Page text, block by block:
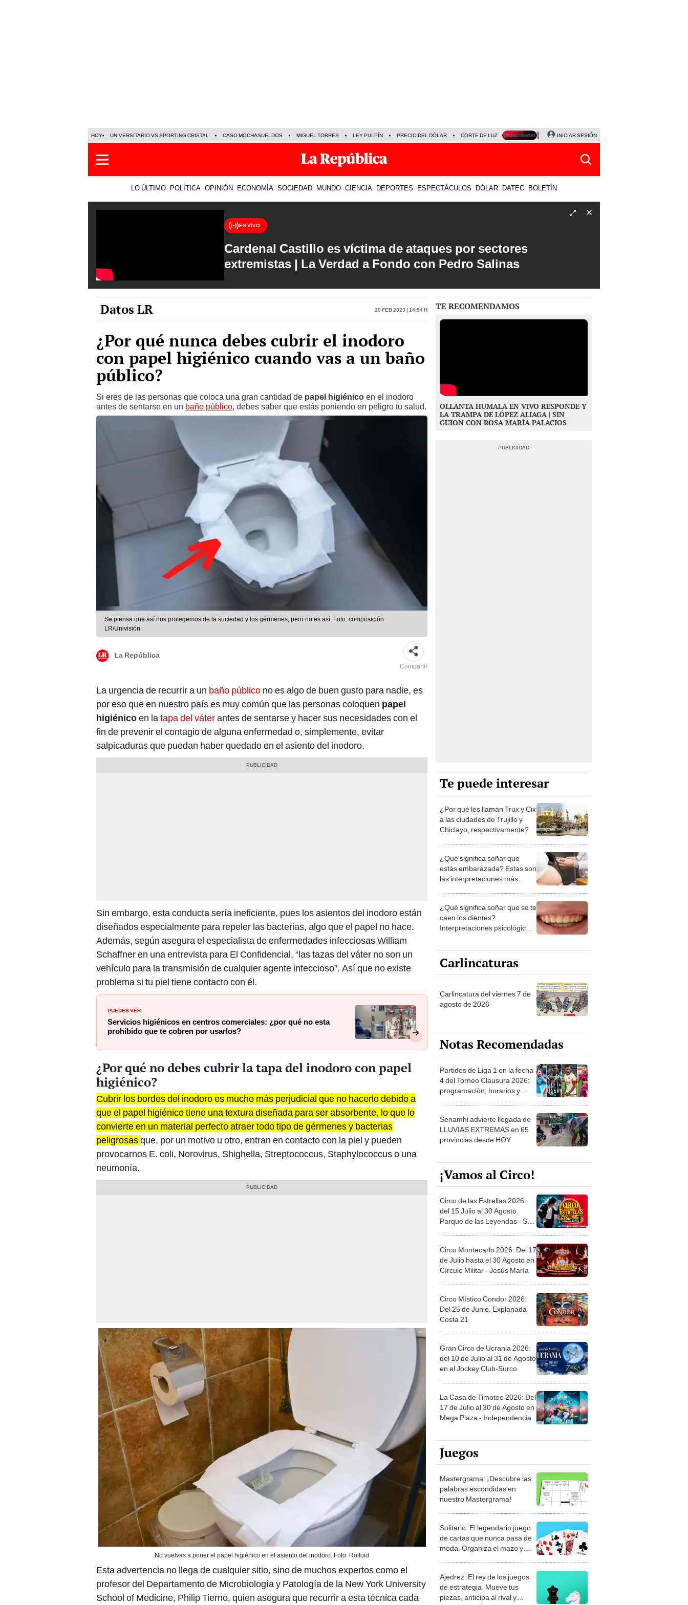
HOY UNIVERSITARIO VS SPORTING CRISTAL CASO MOCHASUELDOS MIGUEL TORRES LEY PULPÍN PRECIO DEL DÓLAR CORTE DE LUZ VIERNES 7 DE AGOSTO ALBERTO BENAVIDES
INICIAR SESIÓN
LO ÚLTIMO POLÍTICA OPINIÓN ECONOMÍA SOCIEDAD MUNDO CIENCIA DEPORTES ESPECTÁCULOS DÓLAR DATEC BOLETÍN
EN VIVO
Cardenal Castillo es víctima de ataques por sectores
extremistas | La Verdad a Fondo con Pedro Salinas
Datos LR 20 Feb 2023 | 14:54 h
¿Por qué nunca debes cubrir el inodoro
con papel higiénico cuando vas a un baño
público?
Si eres de las personas que coloca una gran cantidad de papel higiénico en el inodoro
antes de sentarse en un baño público, debes saber que estás poniendo en peligro tu salud.
Se piensa que así nos protegemos de la suciedad y los gérmenes, pero no es así. Foto: composición
LR/Univisión
La República
Compartir
La urgencia de recurrir a un baño público no es algo de buen gusto para nadie, es
por eso que en nuestro país es muy común que las personas coloquen papel
higiénicoen la tapa del váterantes de sentarse y hacer sus necesidades con el
fin de prevenir el contagio de alguna enfermedad o, simplemente, evitar
salpicaduras que puedan haber quedado en el asiento del inodoro.
Sin embargo, esta conducta sería ineficiente, pues los asientos del inodoro están
diseñados especialmente para repeler las bacterias, algo que el papel no hace.
Además, según asegura el especialista de enfermedades infecciosas William
Schaffner en una entrevista para El Confidencial, “las tazas del váter no son un
vehículo para la transmisión de cualquier agente infeccioso”. Así que no existe
problema si tu piel tiene contacto con él.
PUEDES VER:
Servicios higiénicos en centros comerciales: ¿por qué no esta
prohibido que te cobren por usarlos?
¿Por qué no debes cubrir la tapa del inodoro con papel
higiénico?
Cubrir los bordes del inodoro es mucho más perjudicial que no hacerlo debido a
que el papel higiénico tiene una textura diseñada para ser absorbente, lo que lo
convierte en un material perfecto atraer todo tipo de gérmenes y bacterias
peligrosasque, por un motivo u otro, entran en contacto con la piel y pueden
provocarnos E. coli, Norovirus, Shighella, Streptococcus, Staphylococcus o una
neumonía.
No vuelvas a poner el papel higiénico en el asiento del inodoro. Foto: Rolloid
Esta advertencia no llega de cualquier sitio, sino de muchos expertos como el
profesor del Departamento de Microbiología y Patología de la New York University
School of Medicine, Philip Tierno, quien asegura que recurrir a esta técnica cada
TE RECOMENDAMOS
OLLANTA HUMALA EN VIVO RESPONDE Y
LA TRAMPA DE LÓPEZ ALIAGA | SIN
GUION CON ROSA MARÍA PALACIOS
Te puede interesar
¿Por qué les llaman Trux y Cix
a las ciudades de Trujillo y
Chiclayo, respectivamente?
¿Qué significa soñar que
estás embarazada? Estas son
las interpretaciones más
¿Qué significa soñar que se te
caen los dientes?
Interpretaciones psicológicas
Carlincaturas
Carlincatura del viernes 7 de
agosto de 2026
Notas Recomendadas
Partidos de Liga 1 en la fecha
4 del Torneo Clausura 2026:
programación, horarios y
Senamhi advierte llegada de
LLUVIAS EXTREMAS en 65
provincias desde HOY
¡Vamos al Circo!
Circo de las Estrellas 2026:
del 15 Julio al 30 Agosto.
Parque de las Leyendas - San
Circo Montecarlo 2026: Del 17
de Julio hasta el 30 Agosto en
Círculo Militar - Jesús María
Circo Místico Condor 2026:
Del 25 de Junio. Explanada
Costa 21
Gran Circo de Ucrania 2026:
del 10 de Julio al 31 de Agosto
en el Jockey Club-Surco
La Casa de Timoteo 2026: Del
17 de Julio al 30 de Agosto en
Mega Plaza - Independencia
Juegos
Mastergrama: ¡Descubre las
palabras escondidas en
nuestro Mastergrama!
Solitario: El legendario juego
de cartas que nunca pasa de
moda. Organiza el mazo y
Ajedrez: El rey de los juegos
de estrategia. Mueve tus
piezas, anticipa al rival y